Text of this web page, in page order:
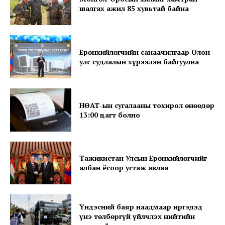
Magazine PRO
шалгах ажил 85 хувьтай байна
Ерөнхийлөгчийн санаачилгаар Олон
улс судлалын хүрээлэн байгуулна
НӨАТ-ын сугалааны тохирол өнөөдөр
13:00 цагт болно
Тажикистан Улсын Ерөнхийлөгчийг
албан ёсоор угтаж авлаа
Үндэсний баяр наадмаар иргэдэд
үнэ төлбөргүй үйлчлэх нийтийн